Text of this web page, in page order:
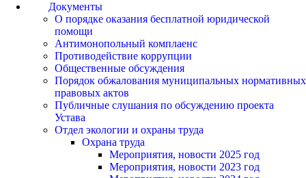
Документы
О порядке оказания бесплатной юридической
помощи
Антимонопольный комплаенс
Противодействие коррупции
Общественные обсуждения
Порядок обжалования муниципальных нормативных
правовых актов
Публичные слушания по обсуждению проекта
Устава
Отдел экологии и охраны труда
Охрана труда
Мероприятия, новости 2025 год
Мероприятия, новости 2023 год